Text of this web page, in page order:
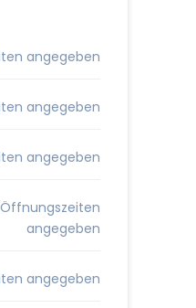
angegeben
angegeben
angegeben
angegeben
angegeben